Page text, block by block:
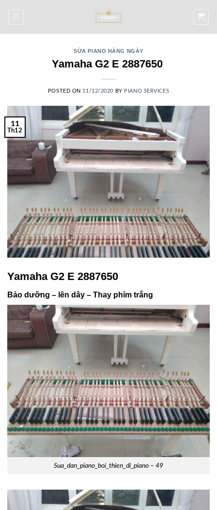
SỬA PIANO HÀNG NGÀY
Yamaha G2 E 2887650
POSTED ON 11/12/2020 BY PIANO SERVICES
11
Th12
Yamaha G2 E 2887650
Bảo dưỡng – lên dây – Thay phím trắng
Sua_dan_piano_boi_thien_di_piano – 49